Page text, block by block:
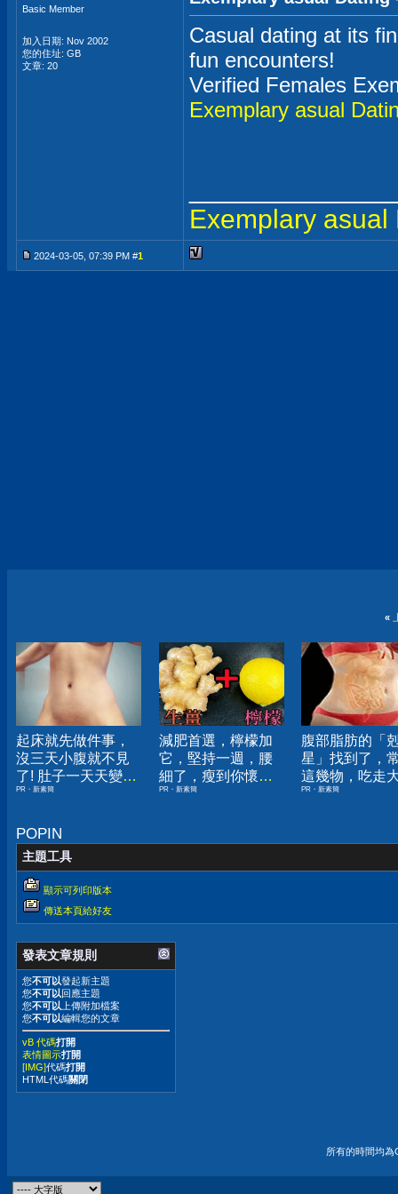
Basic Member
加入日期: Nov 2002
您的住址: GB
文章: 20
Casual dating at its
fun encounters!
Verified Females
Exemplary asual
Exemplary asual
2024-03-05, 07:39 PM #1
«
起床就先做件事，
沒三天小腹就不見
了! 肚子一天天變
小！
PR・新素簡
減肥首選，檸檬加
它，堅持一週，腰
細了，瘦到你懷疑
人生
PR・新素簡
腹部脂肪的「
星」找到了，
這幾物，吃走
囊，瘦出小蠻
PR・新素簡
POPIN
主題工具
顯示可列印版本
傳送本頁給好友
發表文章規則
您不可以發起新主題
您不可以回應主題
您不可以 上傳附加檔案
您不可以編輯您的文章
vB 代碼打開
表情圖示打開
[IMG]代碼打開
HTML代碼關閉
所有的時間均為